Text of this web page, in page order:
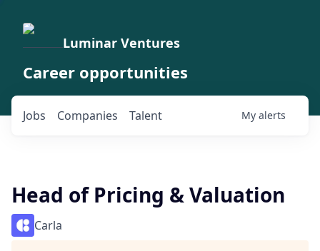
Luminar Ventures
Career opportunities
Jobs Companies Talent My alerts
Head of Pricing & Valuation
Carla